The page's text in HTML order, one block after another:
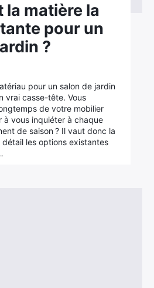
la matière la
pour un
?
pour un salon de jardin
vrai casse-tête. Vous
de votre mobilier
à vous inquiéter à chaque
de saison ? Il vaut donc la
détail les options existantes